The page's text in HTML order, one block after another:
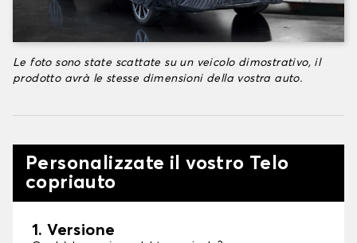
Le foto sono state scattate su un veicolo dimostrativo, il
prodotto avrà le stesse dimensioni della vostra auto.
Personalizzate il vostro Telo
copriauto
1. Versione